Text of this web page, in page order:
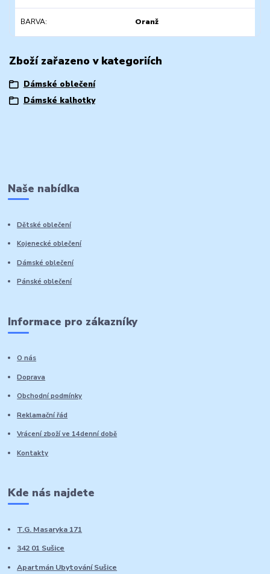
BARVA Oranž
Zboží zařazeno v kategoriích
Dámské oblečení
Dámské kalhotky
Naše nabídka
Dětské oblečení
Kojenecké oblečení
Dámské oblečení
Pánské oblečení
Informace pro zákazníky
O nás
Doprava
Obchodní podmínky
Reklamační řád
Vrácení zboží ve 14denní době
Kontakty
Kde nás najdete
T.G. Masaryka 171
342 01 Sušice
Apartmán Ubytování Sušice